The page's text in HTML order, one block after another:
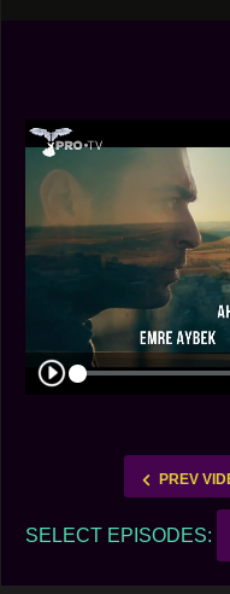
PREV
SELECT EPISODES: